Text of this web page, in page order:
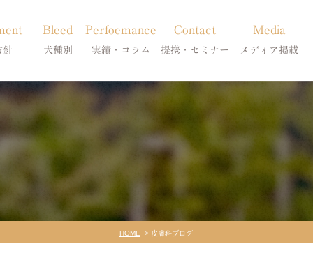
針
療法
Bleed
犬種別
犬の皮膚病
ーズーの皮膚病
レンチブルドッグの皮膚病
イプードルの皮膚病
Perfoemance
実績・コラム
症状別
コラム「皮膚科のいろは」
Contact
提携・セミナー
診療提携・セミナー開催
Media
メディア掲載
HOME 皮膚科ブログ